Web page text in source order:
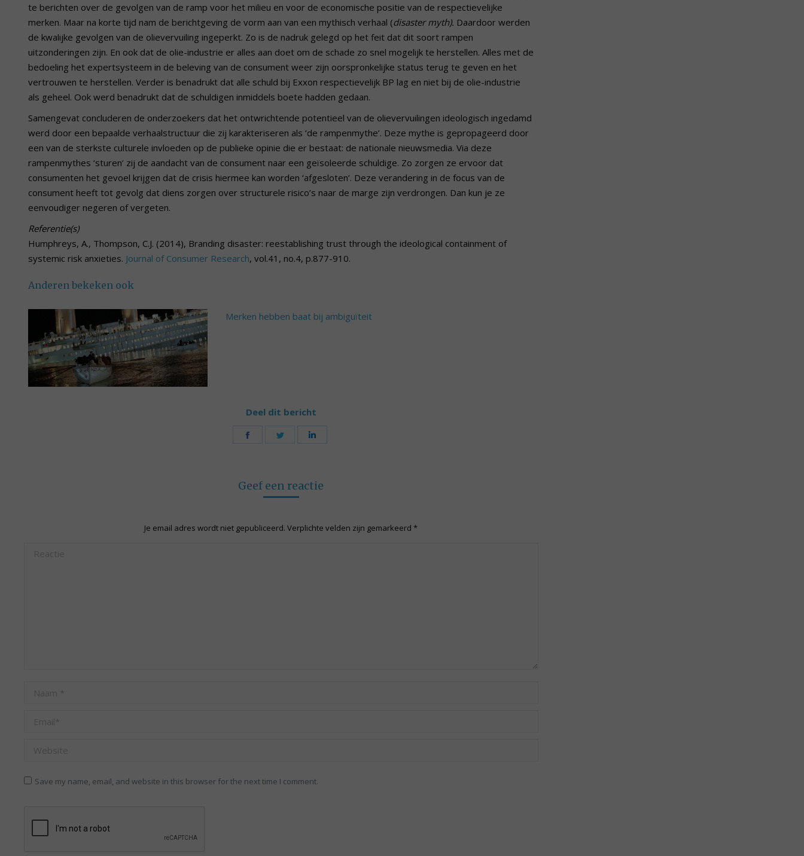
te berichten over de gevolgen van de ramp voor het milieu en voor de economische positie van de respectievelijke
merken. Maar na korte tijd nam de berichtgeving de vorm aan van een mythisch verhaal (disaster myth). Daardoor werden
de kwalijke gevolgen van de olievervuiling ingeperkt. Zo is de nadruk gelegd op het feit dat dit soort rampen
uitzonderingen zijn. En ook dat de olie-industrie er alles aan doet om de schade zo snel mogelijk te herstellen. Alles met de
bedoeling het expertsysteem in de beleving van de consument weer zijn oorspronkelijke status terug te geven en het
vertrouwen te herstellen. Verder is benadrukt dat alle schuld bij Exxon respectievelijk BP lag en niet bij de olie-industrie
als geheel. Ook werd benadrukt dat de schuldigen inmiddels boete hadden gedaan.
Samengevat concluderen de onderzoekers dat het ontwrichtende potentieel van de olievervuilingen ideologisch ingedamd
werd door een bepaalde verhaalstructuur die zij karakteriseren als ‘de rampenmythe’. Deze mythe is gepropageerd door
een van de sterkste culturele invloeden op de publieke opinie die er bestaat: de nationale nieuwsmedia. Via deze
rampenmythes ‘sturen’ zij de aandacht van de consument naar een geïsoleerde schuldige. Zo zorgen ze ervoor dat
consumenten het gevoel krijgen dat de crisis hiermee kan worden ‘afgesloten’. Deze verandering in de focus van de
consument heeft tot gevolg dat diens zorgen over structurele risico’s naar de marge zijn verdrongen. Dan kun je ze
eenvoudiger negeren of vergeten.
Referentie(s)
Humphreys, A., Thompson, C.J. (2014), Branding disaster: reestablishing trust through the ideological containment of
systemic risk anxieties. Journal of Consumer Research, vol.41, no.4, p.877-910.
Anderen bekeken ook
Merken hebben baat bij ambiguïteit
Deel dit bericht
Share
Share
Geef een reactie
Je email adres wordt niet gepubliceerd. Verplichte velden zijn gemarkeerd*
Reactie
Naam *
Email *
Website
Save my name, email, and website in this browser for the next time I comment.